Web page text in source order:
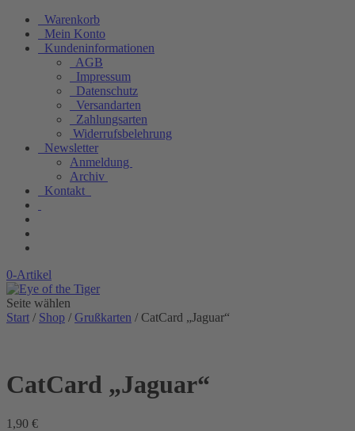
Warenkorb
Mein Konto
Kundeninformationen
AGB
Impressum
Datenschutz
Versandarten
Zahlungsarten
Widerrufsbelehrung
Newsletter
Anmeldung
Archiv
Kontakt
0-Artikel
Seite wählen
Start / Shop / Grußkarten / CatCard „Jaguar“
CatCard „Jaguar“
1,90 €